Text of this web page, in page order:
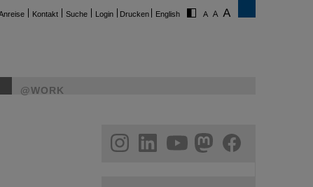
Kontakt Suche Login Drucken English
@WORK
helmholtz.social
facebook